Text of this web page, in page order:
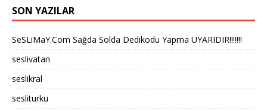
SON YAZILAR
SeSLiMaY.Com Sağda Solda Dedikodu Yapma UYARIDIR!!!!!!!
seslivatan
seslikral
sesliturku